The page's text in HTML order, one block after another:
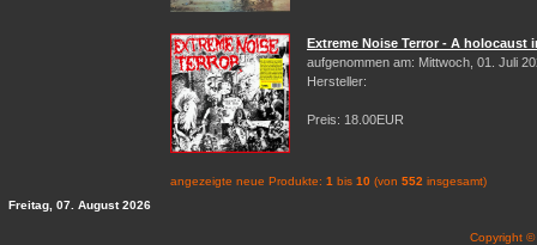
Extreme Noise Terror - A holocaust
aufgenommen am: Mittwoch, 01. Juli
Hersteller:
Preis: 18.00EUR
angezeigte neue Produkte: 1 bis 10 (von 552 insgesamt)
Freitag, 07. August 2026
Copyright